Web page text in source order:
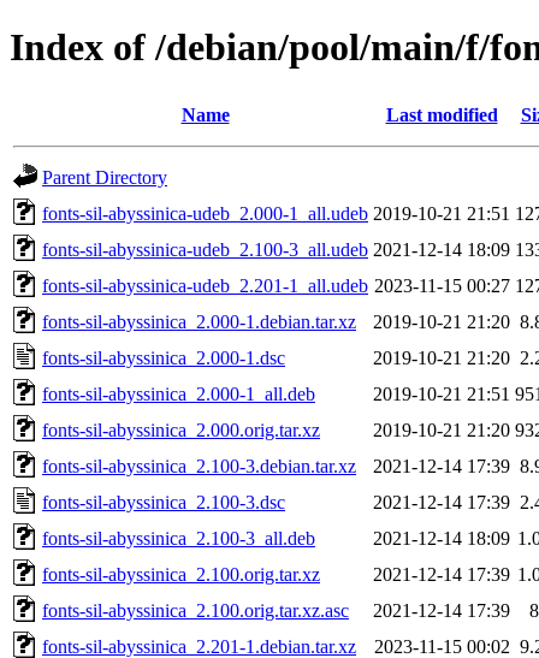
Index of /debian/pool/main/f/
Name Last modified
Parent Directory
fonts-sil-abyssinica-udeb_2.000-1_all.udeb 2019-10-21 21:51
fonts-sil-abyssinica-udeb_2.100-3_all.udeb 2021-12-14 18:09
fonts-sil-abyssinica-udeb_2.201-1_all.udeb 2023-11-15 00:27
fonts-sil-abyssinica_2.000-1.debian.tar.xz
2019-10-21 21:20
fonts-sil-abyssinica_2.000-1.dsc
2019-10-21 21:20
fonts-sil-abyssinica_2.000-1_all.deb
2019-10-21 21:51
fonts-sil-abyssinica_2.000.orig.tar.xz
2019-10-21 21:20
fonts-sil-abyssinica_2.100-3.debian.tar.xz
2021-12-14 17:39
fonts-sil-abyssinica_2.100-3.dsc
2021-12-14 17:39
fonts-sil-abyssinica_2.100-3_all.deb
2021-12-14 18:09
fonts-sil-abyssinica_2.100.orig.tar.xz
2021-12-14 17:39
fonts-sil-abyssinica_2.100.orig.tar.xz.asc
2021-12-14 17:39
fonts-sil-abyssinica_2.201-1.debian.tar.xz
2023-11-15 00:02